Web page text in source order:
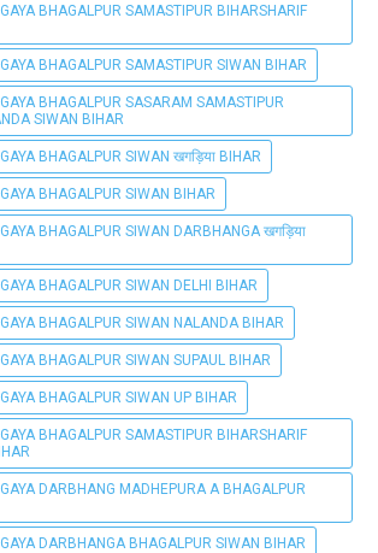
BHAGALPUR SAMASTIPUR BIHARSHARIF
BHAGALPUR SAMASTIPUR SIWAN BIHAR
BHAGALPUR SASARAM SAMASTIPUR
SIWAN BIHAR
BHAGALPUR SIWAN खगड़िया BIHAR
BHAGALPUR SIWAN BIHAR
BHAGALPUR SIWAN DARBHANGA खगड़िया
BHAGALPUR SIWAN DELHI BIHAR
BHAGALPUR SIWAN NALANDA BIHAR
BHAGALPUR SIWAN SUPAUL BIHAR
BHAGALPUR SIWAN UP BIHAR
BHAGALPUR SAMASTIPUR BIHARSHARIF
DARBHANG MADHEPURA A BHAGALPUR
DARBHANGA BHAGALPUR SIWAN BIHAR